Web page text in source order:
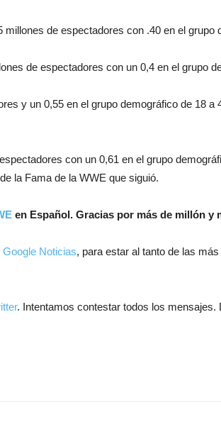
de espectadores con .40 en el grupo
de espectadores con un 0,4 en el grupo
y un 0,55 en el grupo demográfico de 18
con un 0,61 en el grupo
la Fama de la WWE que siguió.
en Español. Gracias por más de millón y
Google Noticias, para estar al tanto de las
. Intentamos contestar todos los